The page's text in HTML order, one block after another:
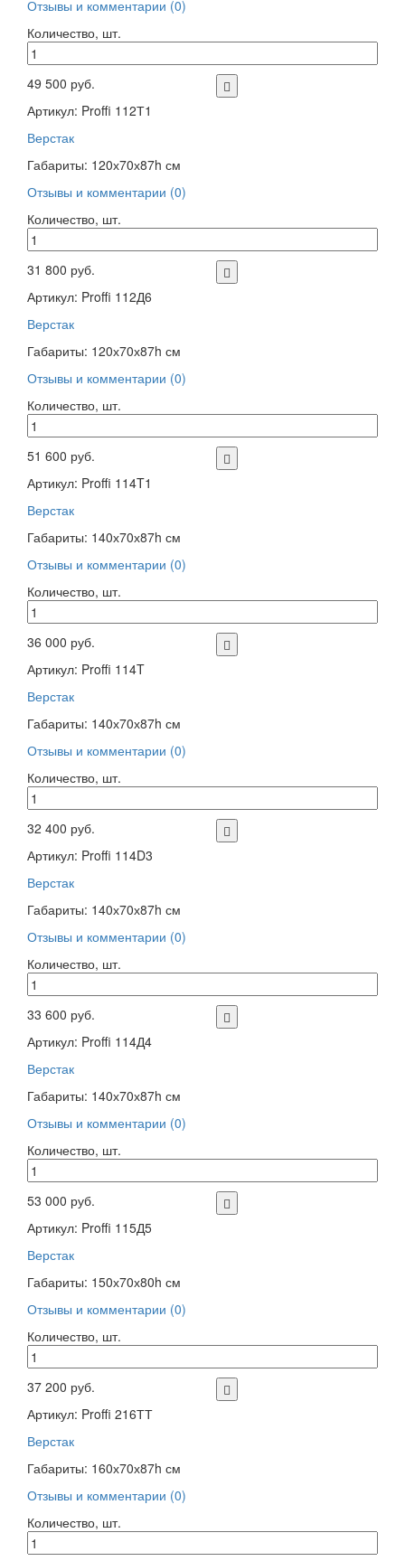
Отзывы и комментарии (0)
Количество, шт.
49 500 руб.
Артикул: Proffi 112Т1
Верстак
Габариты: 120х70х87h см
Отзывы и комментарии (0)
Количество, шт.
31 800 руб.
Артикул: Proffi 112Д6
Верстак
Габариты: 120х70х87h см
Отзывы и комментарии (0)
Количество, шт.
51 600 руб.
Артикул: Proffi 114T1
Верстак
Габариты: 140х70х87h см
Отзывы и комментарии (0)
Количество, шт.
36 000 руб.
Артикул: Proffi 114T
Верстак
Габариты: 140х70х87h см
Отзывы и комментарии (0)
Количество, шт.
32 400 руб.
Артикул: Proffi 114D3
Верстак
Габариты: 140х70х87h см
Отзывы и комментарии (0)
Количество, шт.
33 600 руб.
Артикул: Proffi 114Д4
Верстак
Габариты: 140х70х87h см
Отзывы и комментарии (0)
Количество, шт.
53 000 руб.
Артикул: Proffi 115Д5
Верстак
Габариты: 150х70х80h см
Отзывы и комментарии (0)
Количество, шт.
37 200 руб.
Артикул: Proffi 216ТТ
Верстак
Габариты: 160х70х87h см
Отзывы и комментарии (0)
Количество, шт.